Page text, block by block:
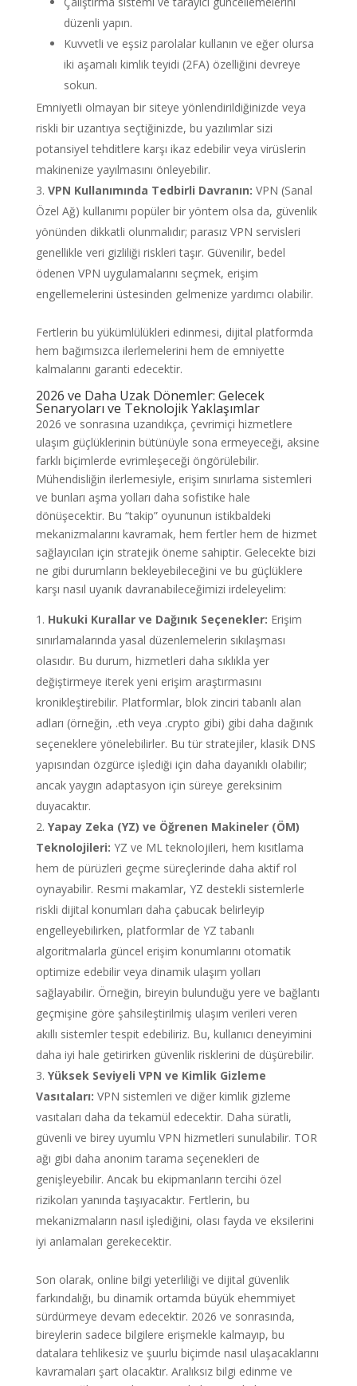
düzenli yapın.
Kuvvetli ve eşsiz parolalar kullanın ve eğer olursa
iki aşamalı kimlik teyidi (2FA) özelliğini devreye
sokun.
Emniyetli olmayan bir siteye yönlendirildiğinizde veya
riskli bir uzantıya seçtiğinizde, bu yazılımlar sizi
potansiyel tehditlere karşı ikaz edebilir veya virüslerin
makinenize yayılmasını önleyebilir.
VPN Kullanımında Tedbirli Davranın: VPN (Sanal
Özel Ağ) kullanımı popüler bir yöntem olsa da, güvenlik
yönünden dikkatli olunmalıdır; parasız VPN servisleri
genellikle veri gizliliği riskleri taşır. Güvenilir, bedel
ödenen VPN uygulamalarını seçmek, erişim
engellemelerini üstesinden gelmenize yardımcı olabilir.
Fertlerin bu yükümlülükleri edinmesi, dijital platformda
hem bağımsızca ilerlemelerini hem de emniyette
kalmalarını garanti edecektir.
2026 ve Daha Uzak Dönemler: Gelecek
Senaryoları ve Teknolojik Yaklaşımlar
2026 ve sonrasına uzandıkça, çevrimiçi hizmetlere
ulaşım güçlüklerinin bütünüyle sona ermeyeceği, aksine
farklı biçimlerde evrimleşeceği öngörülebilir.
Mühendisliğin ilerlemesiyle, erişim sınırlama sistemleri
ve bunları aşma yolları daha sofistike hale
dönüşecektir. Bu “takip” oyununun istikbaldeki
mekanizmalarını kavramak, hem fertler hem de hizmet
sağlayıcıları için stratejik öneme sahiptir. Gelecekte bizi
ne gibi durumların bekleyebileceğini ve bu güçlüklere
karşı nasıl uyanık davranabileceğimizi irdeleyelim:
Hukuki Kurallar ve Dağınık Seçenekler: Erişim
sınırlamalarında yasal düzenlemelerin sıkılaşması
olasıdır. Bu durum, hizmetleri daha sıklıkla yer
değiştirmeye iterek yeni erişim araştırmasını
kronikleştirebilir. Platformlar, blok zinciri tabanlı alan
adları (örneğin, .eth veya .crypto gibi) gibi daha dağınık
seçeneklere yönelebilirler. Bu tür stratejiler, klasik DNS
yapısından özgürce işlediği için daha dayanıklı olabilir;
ancak yaygın adaptasyon için süreye gereksinim
duyacaktır.
Yapay Zeka (YZ) ve Öğrenen Makineler (ÖM)
Teknolojileri: YZ ve ML teknolojileri, hem kısıtlama
hem de pürüzleri geçme süreçlerinde daha aktif rol
oynayabilir. Resmi makamlar, YZ destekli sistemlerle
riskli dijital konumları daha çabucak belirleyip
engelleyebilirken, platformlar de YZ tabanlı
algoritmalarla güncel erişim konumlarını otomatik
optimize edebilir veya dinamik ulaşım yolları
sağlayabilir. Örneğin, bireyin bulunduğu yere ve bağlantı
geçmişine göre şahsileştirilmiş ulaşım verileri veren
akıllı sistemler tespit edebiliriz. Bu, kullanıcı deneyimini
daha iyi hale getirirken güvenlik risklerini de düşürebilir.
Yüksek Seviyeli VPN ve Kimlik Gizleme
Vasıtaları: VPN sistemleri ve diğer kimlik gizleme
vasıtaları daha da tekamül edecektir. Daha süratli,
güvenli ve birey uyumlu VPN hizmetleri sunulabilir. TOR
ağı gibi daha anonim tarama seçenekleri de
genişleyebilir. Ancak bu ekipmanların tercihi özel
rizikoları yanında taşıyacaktır. Fertlerin, bu
mekanizmaların nasıl işlediğini, olası fayda ve eksilerini
iyi anlamaları gerekecektir.
Son olarak, online bilgi yeterliliği ve dijital güvenlik
farkındalığı, bu dinamik ortamda büyük ehemmiyet
sürdürmeye devam edecektir. 2026 ve sonrasında,
bireylerin sadece bilgilere erişmekle kalmayıp, bu
datalara tehlikesiz ve şuurlu biçimde nasıl ulaşacaklarını
kavramaları şart olacaktır. Aralıksız bilgi edinme ve